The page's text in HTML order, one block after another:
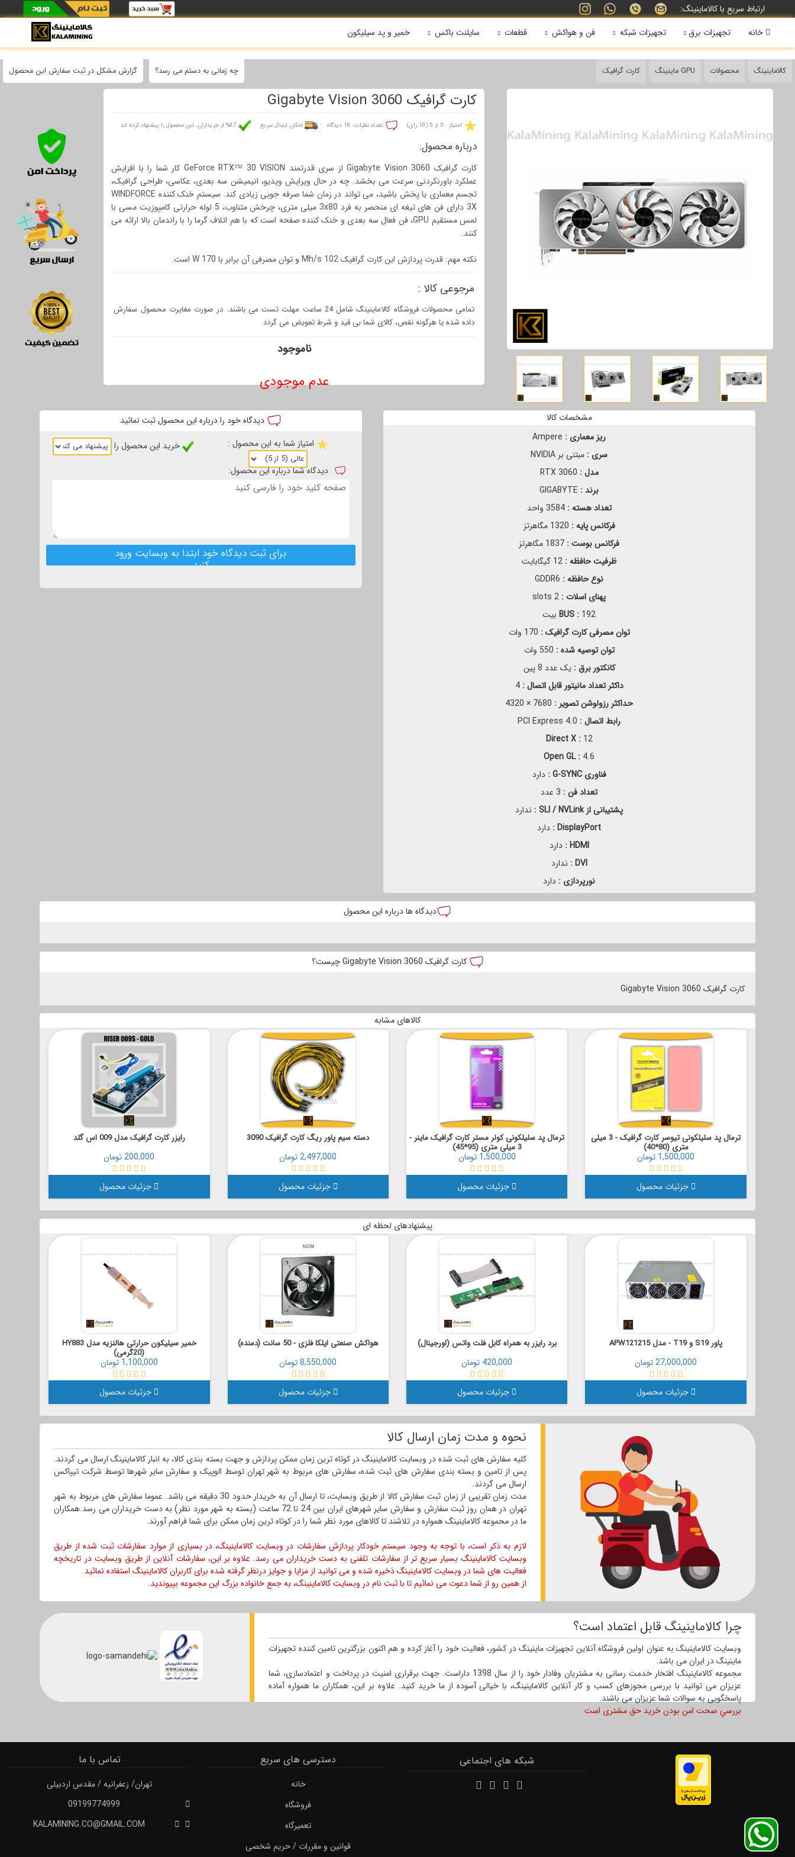
ارتباط سریع با کالاماینینگ:
خانه
تجهیزات برق تجهیزات شبکه فن و هواکش قطعات سایلنت باکس خمیر و پد سیلیکون
کالاماینینگ محصولات GPU ماینینگ کارت گرافیک گزارش مشکل در ثبت سفارش این محصول چه زمانی به دستم می رسد؟
کارت گرافیک 3060 Gigabyte Vision
امتیاز : 5 از 5 (10 رای) تعداد نظرات: 18 دیدگاه امکان ارسال سریع 87% از خریداران، این محصول را پیشنهاد کرده اند
درباره محصول:
کارت گرافیک 3060 Gigabyte Vision از سری قدرتمند GeForce RTX™ 30 VISION کار شما را با افزایش
عملکرد باورنکردنی سرعت می بخشد. چه در حال ویرایش ویدیو، انیمیشن سه بعدی، عکاسی، طراحی گرافیک،
تجسم معماری یا پخش باشید، می تواند در زمان شما صرفه جویی زیادی کند. سیستم خنک کننده WINDFORCE
3X دارای فن های تیغه ای منحصر به فرد 3x80 میلی متری، چرخش متناوب، 5 لوله حرارتی کامپوزیت مسی با
لمس مستقیم GPU، فن فعال سه بعدی و خنک کننده صفحه است که با هم اتلاف گرما را با راندمان بالا ارائه می
کنند.
نکته مهم: قدرت پردازش این کارت گرافیک Mh/s 102 و توان مصرفی آن برابر با W 170 است.
مرجوعی کالا :
تمامی محصولات فروشگاه کالاماینینگ شامل 24 ساعت مهلت تست می باشند. در صورت مغایرت محصول سفارش
داده شده یا هرگونه نقص، کالای شما بی قید و شرط تعویض می گردد.
ناموجود
عدم موجودی
مشخصات کالا
ریز معماری : Ampere
سری : مبتنی بر NVIDIA
مدل :
برند : GIGABYTE
تعداد هسته : 3‎584 واحد
فرکانس پایه : 1320 مگاهرتز
فرکانس بوست : 1837 مگاهرتز
ظرفیت حافظه :
نوع حافظه : GDDR6
پهنای اسلات :
BUS : 192 بیت
توان مصرفی کارت گرافیک : 170 وات
توان توصیه شده :
کانکتور برق :یک عدد 8 پین
داکثر تعداد مانیتور قابل اتصال : 4
حداکثر رزولوشن تصویر : 7680 × 4320
رابط اتصال :
Direct X : 12
Open GL : 4.6
فناوری G-SYNC :
دارد
تعداد فن :
پشتیبانی از SLI / NVLink :
ندارد
DisplayPort : دارد
HDMI : دارد
DVI : ندارد
نورپردازی : دارد
دیدگاه خود را درباره این محصول ثبت نمائید
امتیاز شما به این محصول :
خرید این محصول را
دیدگاه شما درباره این محصول:
برای ثبت دیدگاه خود ابتدا به وبسایت ورود
کنید
دیدگاه ها درباره این محصول
کارت گرافیک 3060 Gigabyte Vision چیست؟
کارت گرافیک 3060 Gigabyte Vision
کالاهای مشابه
رایزر کارت گرافیک مدل 009 اس گلد
200,000 تومان
جزئیات محصول
دسته سیم پاور ریگ کارت گرافیک 3090
2,497,000 تومان
جزئیات محصول
ترمال پد سلیلکونی کولر مستر کارت گرافیک ماینر -
3 میلی متری (95*45)
1,500,000 تومان
جزئیات محصول
ترمال پد سلیلکونی تیوسر کارت گرافیک - 3 میلی
متری (80*40)
1,500,000 تومان
جزئیات محصول
پیشنهادهای لحظه ای
خمیر سیلیکون حرارتی هالنزیه مدل HY883
(20گرمی)
1,100,000 تومان
جزئیات محصول
هواکش صنعتی ایلکا فلزی - 50 سانت (دمنده)
8,550,000 تومان
جزئیات محصول
برد رایزر به همراه کابل فلت واتس (اورجینال)
420,000 تومان
جزئیات محصول
پاور S19 و T19 - مدل APW121215
27,000,000 تومان
جزئیات محصول
نحوه و مدت زمان ارسال کالا
کلیه سفارش های ثبت شده در وبسایت کالاماینینگ در کوتاه ترین زمان ممکن پردازش و جهت بسته بندی کالا، به انبار کالاماینینگ ارسال می گردند.
پس از تامین و بسته بندی سفارش های ثبت شده، سفارش های مربوط به شهر تهران توسط الوپیک و سفارش سایر شهرها توسط شرکت تیپاکس
ارسال می گردند.
مدت زمان تقریبی از زمان ثبت سفارش کالا از طریق وبسایت، تا ارسال آن به خریدار حدود 30 دقیقه می باشد. عموما سفارش های مربوط به شهر
تهران در همان روز ثبت سفارش و سفارش سایر شهرهای ایران بین 24 تا 72 ساعت (بسته به شهر مورد نظر) به دست خریداران می رسد.همکاران
ما در محموعه کالاماینینگ همواره در تلاشند تا کالاهای مورد نظر شما را در کوتاه ترین زمان ممکن برای شما فراهم آورند.
لازم به ذکر است، با توجه به وجود سیستم خودکار پردازش سفارشات در وبسایت کالاماینینگ، در بسیاری از موارد سفارشات ثبت شده از طریق
وبسایت کالاماینینگ بسیار سریع تر از سفارشات تلفنی به دست خریداران می رسد. علاوه بر این، سفارشات آنلاین از طریق وبسایت در تاریخچه
فعالیت های شما در وبسایت کالاماینینگ ذخیره شده و می توانید از مزایا و جوایز درنظر گرفته شده برای کاربران کالاماینینگ استفاده نمائید.
از همین رو از شما دعوت می نمائیم تا با ثبت نام در وبسایت کالاماینینگ، به جمع خانواده بزرگ این مجموعه بپیوندید.
چرا کالاماینینگ قابل اعتماد است؟
وبسایت کالاماینینگ به عنوان اولین فروشگاه آنلاین تجهیزات ماینینگ در کشور، فعالیت خود را آغاز کرده و هم اکنون بزرگترین تامین کننده تجهیزات
ماینینگ در ایران می باشد.
مجموعه کالاماینینگ افتخار خدمت رسانی به مشتریان وفادار خود را از سال 1398 داراست. جهت برقراری امنیت در پرداخت و اعتمادسازی، شما
عزیزان می توانید با بررسی مجوزهای کسب و کار آنلاین کالاماینینگ، با خیالی آسوده از ما خرید کنید. علاوه بر این، همکاران ما همواره آماده
پاسخگویی به سوالات شما عزیزان می باشند.
بررسي صحت امن بودن خرید حق مشتری است
تماس با ما
تهران/ زعفرانیه / مقدس اردبیلی
09199774999
KALAMINING.CO@GMAIL.COM
دسترسی های سریع
خانه
فروشگاه
تعمیرگاه
قوانین و مقررات / حریم شخصی
شبکه های اجتماعی